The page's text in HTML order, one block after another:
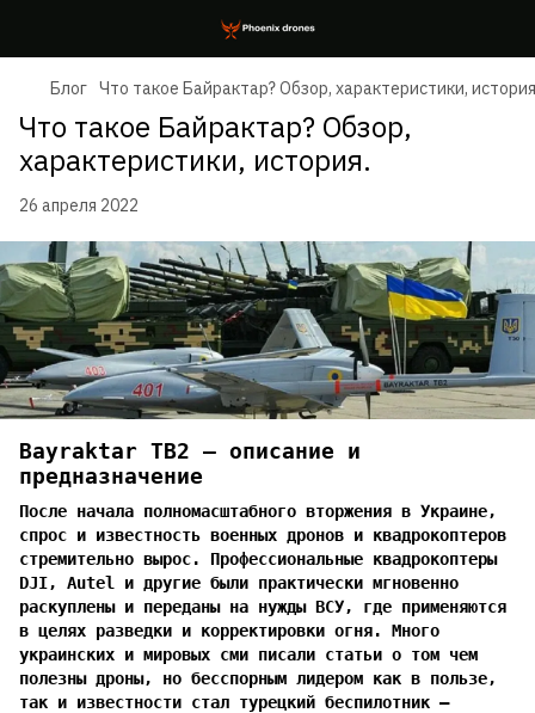
Блог Что такое Байрактар? Обзор, характеристики,
Что такое Байрактар? Обзор,
характеристики, история.
26 апреля 2022
Bayraktar TB2 — описание и
предназначение
После начала полномасштабного вторжения в Украине,
спрос и известность военных дронов и квадрокоптеров
стремительно вырос. Профессиональные квадрокоптеры
DJI, Autel и другие были практически мгновенно
раскуплены и переданы на нужды ВСУ, где применяются
в целях разведки и корректировки огня. Много
украинских и мировых сми писали статьи о том чем
полезны дроны, но бесспорным лидером как в пользе,
так и известности стал турецкий беспилотник —